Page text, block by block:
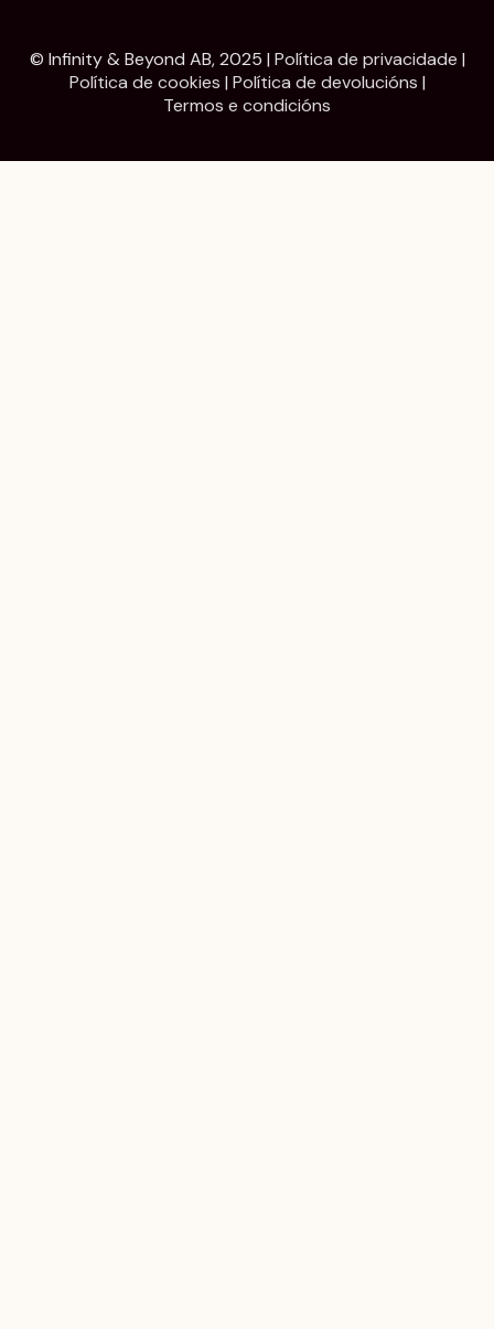
© Infinity & Beyond AB, 2025 | Política de privacidade |
Política de cookies | Política de devolucións |
Termos e condicións